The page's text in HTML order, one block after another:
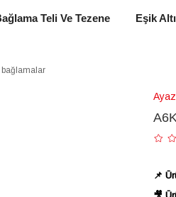
Teli Ve Tezene Eşik
bağlamalar
📌